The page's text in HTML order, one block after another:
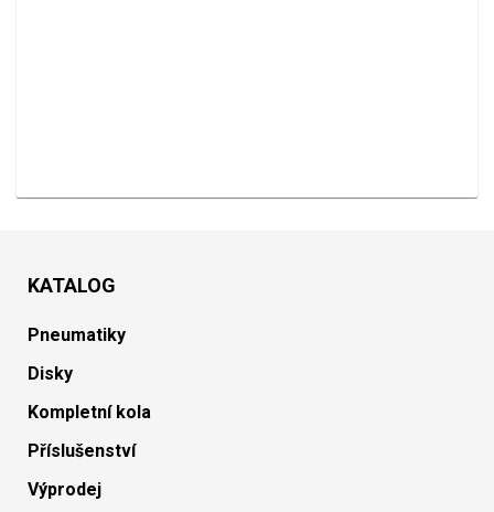
KATALOG
Pneumatiky
Disky
Kompletní kola
Příslušenství
Výprodej